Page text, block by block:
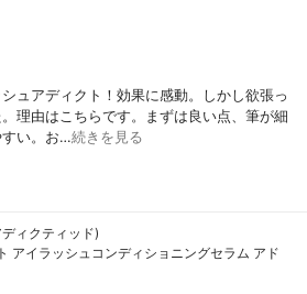
ュアディクト！効果に感動。しかし欲張っ
理由はこちらです。まずは良い点、筆が細
すい。お…続きを見る
ィクティッド)
アイラッシュコンディショニングセラム アド